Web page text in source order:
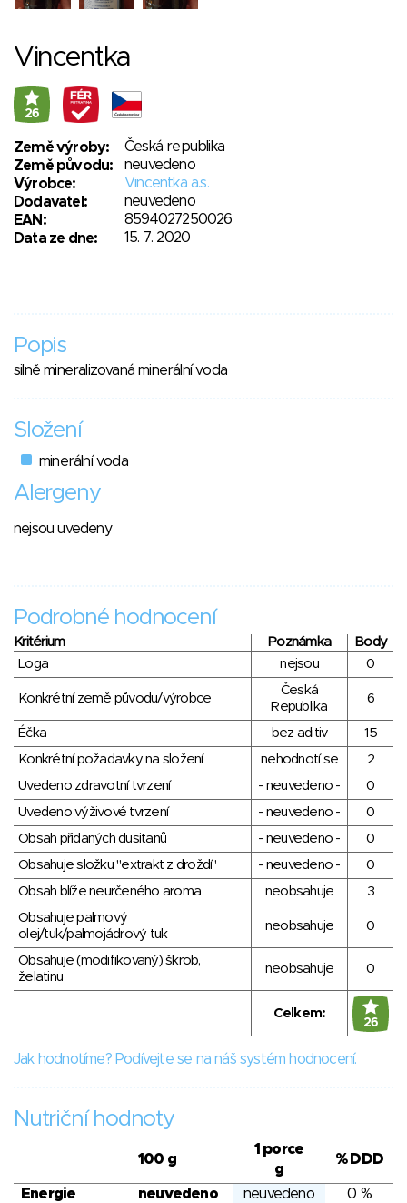
Vincentka
26
Země výroby:
Česká republika
Země původu:
neuvedeno
Výrobce:
Vincentka a.s.
Dodavatel:
neuvedeno
EAN:
8594027250026
Data ze dne:
15. 7. 2020
Popis
silně mineralizovaná minerální voda
Složení
minerální voda
Alergeny
nejsou uvedeny
Podrobné hodnocení
Kritérium Poznámka
Body
Loga
nejsou 0
Konkrétní země původu/výrobce
Česká
Republika
6
Éčka bez aditiv
15
Konkrétní požadavky na složení
nehodnotí se
2
Uvedeno zdravotní tvrzení
- neuvedeno -
0
Uvedeno výživové tvrzení
- neuvedeno -
0
Obsah přidaných dusitanů
- neuvedeno -
0
Obsahuje složku "extrakt z droždí"
- neuvedeno -
0
Obsah blíže neurčeného aroma
neobsahuje
3
Obsahuje palmový
olej/tuk/palmojádrový tuk
neobsahuje 0
Obsahuje (modifikovaný) škrob,
želatinu
neobsahuje 0
Celkem:
26
Jak hodnotíme? Podívejte se na náš systém hodnocení.
Nutriční hodnoty
100 g
1 porce
g
% DDD
Energie neuvedeno neuvedeno
0 %